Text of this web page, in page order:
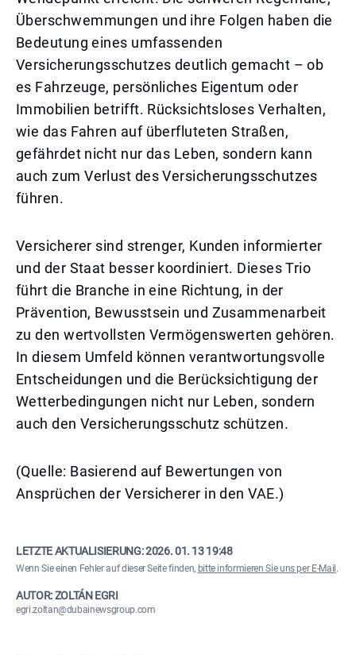
Überschwemmungen und ihre Folgen haben die
Bedeutung eines umfassenden
Versicherungsschutzes deutlich gemacht – ob
es Fahrzeuge, persönliches Eigentum oder
Immobilien betrifft. Rücksichtsloses Verhalten,
wie das Fahren auf überfluteten Straßen,
gefährdet nicht nur das Leben, sondern kann
auch zum Verlust des Versicherungsschutzes
führen.
Versicherer sind strenger, Kunden informierter
und der Staat besser koordiniert. Dieses Trio
führt die Branche in eine Richtung, in der
Prävention, Bewusstsein und Zusammenarbeit
zu den wertvollsten Vermögenswerten gehören.
In diesem Umfeld können verantwortungsvolle
Entscheidungen und die Berücksichtigung der
Wetterbedingungen nicht nur Leben, sondern
auch den Versicherungsschutz schützen.
(Quelle: Basierend auf Bewertungen von
Ansprüchen der Versicherer in den VAE.)
LETZTE AKTUALISIERUNG:2026. 01. 13 19:48
Wenn Sie einen Fehler auf dieser Seite finden, bitte informieren Sie uns per E-Mail .
AUTOR: ZOLTÁN EGRI
egri.zoltan@dubainewsgroup.com